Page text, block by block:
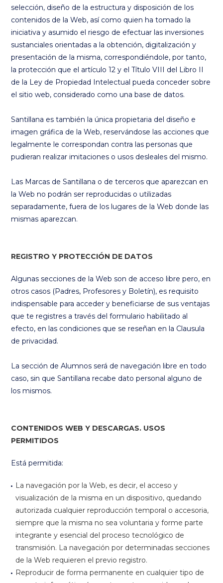
selección, diseño de la estructura y disposición de los
contenidos de la Web, así como quien ha tomado la
iniciativa y asumido el riesgo de efectuar las inversiones
sustanciales orientadas a la obtención, digitalización y
presentación de la misma, correspondiéndole, por tanto,
la protección que el artículo 12 y el Título VIII del Libro II
de la Ley de Propiedad Intelectual pueda conceder sobre
el sitio web, considerado como una base de datos.
Santillana es también la única propietaria del diseño e
imagen gráfica de la Web, reservándose las acciones que
legalmente le correspondan contra las personas que
pudieran realizar imitaciones o usos desleales del mismo.
Las Marcas de Santillana o de terceros que aparezcan en
la Web no podrán ser reproducidas o utilizadas
separadamente, fuera de los lugares de la Web donde las
mismas aparezcan.
REGISTRO Y PROTECCIÓN DE DATOS
Algunas secciones de la Web son de acceso libre pero, en
otros casos (Padres, Profesores y Boletín), es requisito
indispensable para acceder y beneficiarse de sus ventajas
que te registres a través del formulario habilitado al
efecto, en las condiciones que se reseñan en la Clausula
de privacidad.
La sección de Alumnos será de navegación libre en todo
caso, sin que Santillana recabe dato personal alguno de
los mismos.
CONTENIDOS WEB Y DESCARGAS. USOS
PERMITIDOS
Está permitida:
La navegación por la Web, es decir, el acceso y
visualización de la misma en un dispositivo, quedando
autorizada cualquier reproducción temporal o accesoria,
siempre que la misma no sea voluntaria y forme parte
integrante y esencial del proceso tecnológico de
transmisión. La navegación por determinadas secciones
de la Web requieren el previo registro.
Reproducir de forma permanente en cualquier tipo de